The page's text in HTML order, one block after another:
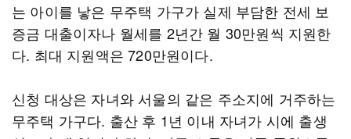
는 아이를 낳은 무주택 가구가 실제 부담한 전세 보
증금 대출이자나 월세를 2년간 월 30만원씩 지원한
다. 최대 지원액은 720만원이다.
신청 대상은 자녀와 서울의 같은 주소지에 거주하는
무주택 가구다. 출산 후 1년 이내 자녀가 시에 출생